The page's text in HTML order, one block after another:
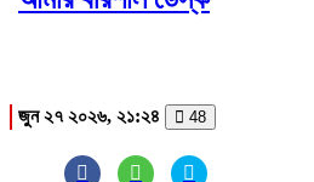
জুন ২৭ ২০২৬, ২১:২৪ 48